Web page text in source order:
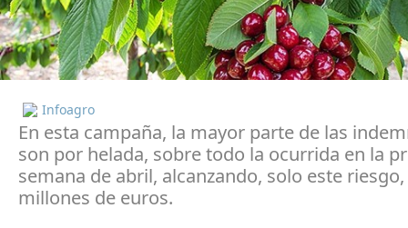
Infoagro
En esta campaña, la mayor parte de las
son por helada, sobre todo la ocurrida en la
semana de abril, alcanzando, solo este
millones de euros.